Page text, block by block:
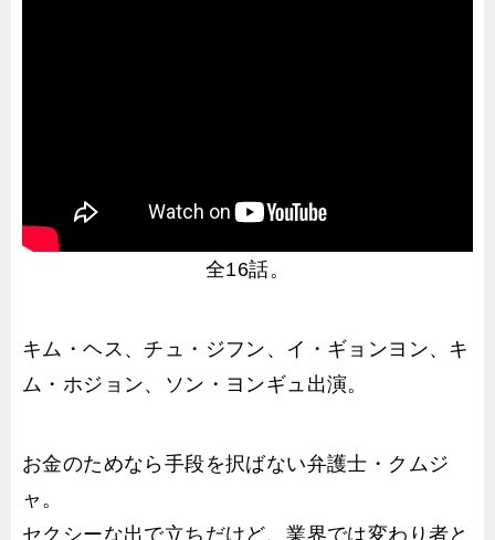
全16話。
キム・ヘス、チュ・ジフン、イ・ギョンヨン、キ
ム・ホジョン、ソン・ヨンギュ出演。
お金のためなら手段を択ばない弁護士・クムジ
ャ。
セクシーな出で立ちだけど、業界では変わり者と